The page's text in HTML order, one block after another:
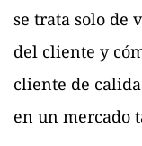
se trata solo de
del cliente y
cliente de
en un mercado